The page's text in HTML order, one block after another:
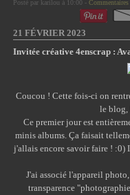
Posté par karilou à 10:00 -
21 FÉVRIER 2023
Invitée créative 4enscrap :
Coucou ! Cette fois-ci on
le blog,
Ce premier jour est
minis albums. Ça faisait
j'allais encore savoir faire ! :0)
J'ai associé l'appareil
transparence